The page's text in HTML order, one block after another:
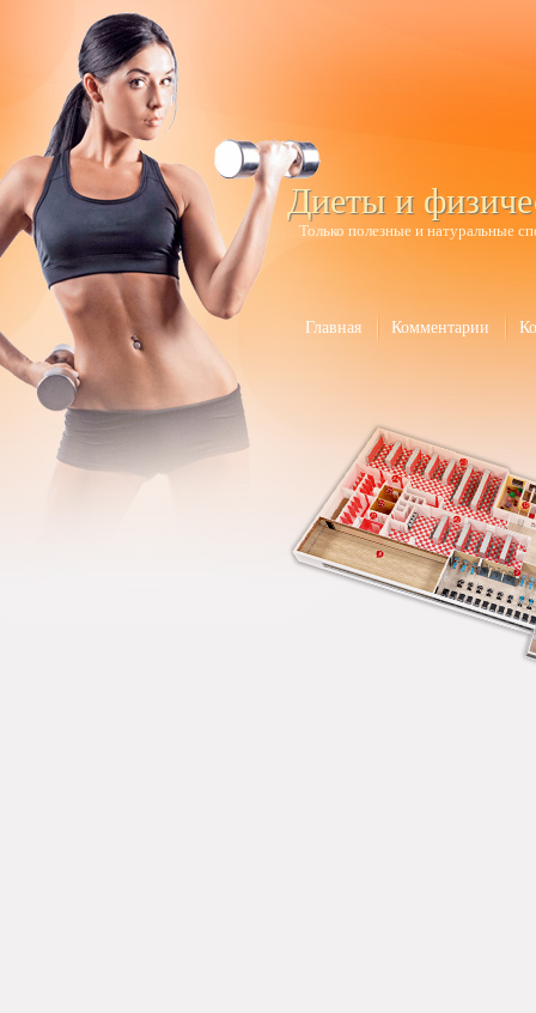
Диеты и
Только полезные и натуральные
Главная Комментарии